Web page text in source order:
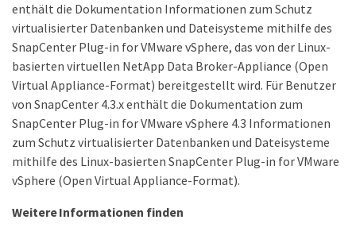
enthält die Dokumentation Informationen zum Schutz
virtualisierter Datenbanken und Dateisysteme mithilfe des
SnapCenter Plug-in for VMware vSphere, das von der Linux-
basierten virtuellen NetApp Data Broker-Appliance (Open
Virtual Appliance-Format) bereitgestellt wird. Für Benutzer
von SnapCenter 4.3.x enthält die Dokumentation zum
SnapCenter Plug-in for VMware vSphere 4.3 Informationen
zum Schutz virtualisierter Datenbanken und Dateisysteme
mithilfe des Linux-basierten SnapCenter Plug-in for VMware
vSphere (Open Virtual Appliance-Format).
Weitere Informationen finden